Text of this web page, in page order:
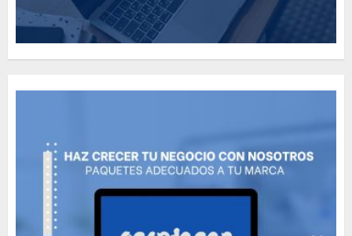
How Many of These Italian
MAYO 14, 2024 811
Need to Know About the
Classic Cars in a Retro
Movie?